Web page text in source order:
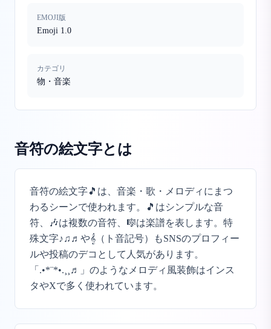
EMOJI版
Emoji 1.0
カテゴリ
物・音楽
音符の絵文字とは
音符の絵文字🎵は、音楽・歌・メロディにまつ
わるシーンで使われます。🎵はシンプルな音
符、🎶は複数の音符、🎼は楽譜を表します。特
殊文字♪♫♬や𝄞（ト音記号）もSNSのプロフィー
ルや投稿のデコとして人気があります。
「.•*¨*•.¸¸♬」のようなメロディ風装飾はインス
タやXで多く使われています。